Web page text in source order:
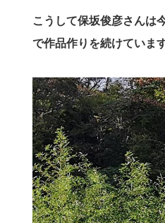
こうして保坂俊彦さんは
で作品作りを続けています